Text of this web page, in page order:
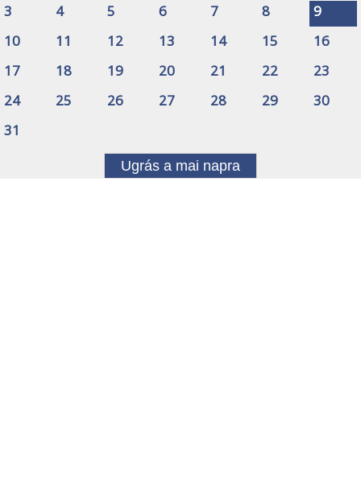
3
4 5 6 7 8
9
10
11 12 13 14 15
16
17
18 19 20 21 22
23
24
25 26 27 28 29
30
31
Ugrás a mai napra